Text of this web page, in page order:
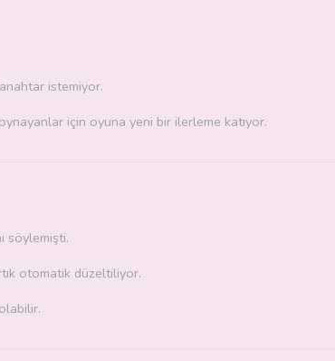
istemiyor.
oynayanlar için oyuna yeni bir ilerleme katıyor.
söylemişti.
otomatik düzeltiliyor.